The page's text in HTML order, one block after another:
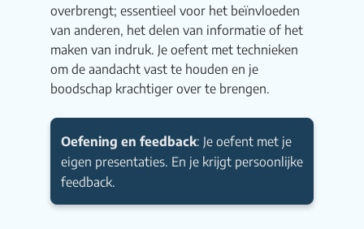
overbrengt; essentieel voor het beïnvloeden
van anderen, het delen van informatie of het
maken van indruk. Je oefent met technieken
om de aandacht vast te houden en je
boodschap krachtiger over te brengen.
Oefening en feedback: Je oefent met je
eigen presentaties. En je krijgt persoonlijke
feedback.